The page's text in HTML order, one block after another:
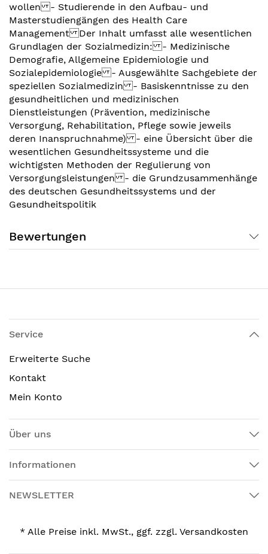
wollen - Studierende in den Aufbau- und
Masterstudiengängen des Health Care
Management Der Inhalt umfasst alle wesentlichen
Grundlagen der Sozialmedizin: - Medizinische
Demografie, Allgemeine Epidemiologie und
Sozialepidemiologie - Ausgewählte Sachgebiete der
speziellen Sozialmedizin - Basiskenntnisse zu den
gesundheitlichen und medizinischen
Dienstleistungen (Prävention, medizinische
Versorgung, Rehabilitation, Pflege sowie jeweils
deren Inanspruchnahme) - eine Übersicht über die
wesentlichen Gesundheitssysteme und die
wichtigsten Methoden der Regulierung von
Versorgungsleistungen - die Grundzusammenhänge
des deutschen Gesundheitssystems und der
Gesundheitspolitik
Bewertungen
Service
Erweiterte Suche
Kontakt
Mein Konto
Über uns
Informationen
NEWSLETTER
* Alle Preise inkl. MwSt., ggf. zzgl. Versandkosten